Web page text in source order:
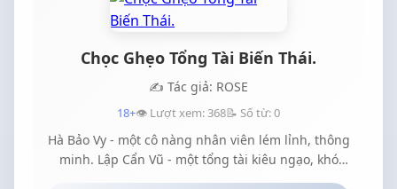
Chọc Ghẹo Tổng Tài Biến Thái.
✍️ Tác giả: ROSE
18+👁️ Lượt xem: 368📝 Số từ: 0
Hà Bảo Vy - một cô nàng nhân viên lém lỉnh, thông
minh. Lập Cẩn Vũ - một tổng tài kiêu ngạo, khó
tính của tập đoàn Lập Tân.Cả hai nhiều lần chạm